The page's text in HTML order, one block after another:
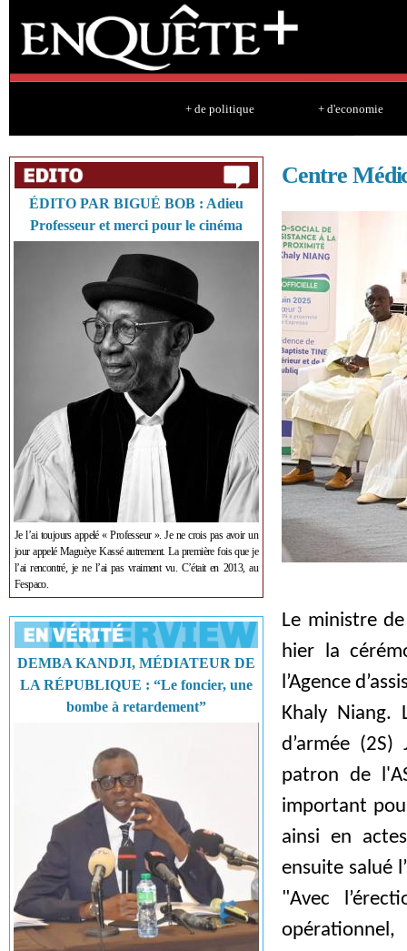
+ de politique + d'economie
ÉDITO PAR BIGUÉ BOB : Adieu
Professeur et merci pour le cinéma
Je l’ai toujours appelé « Professeur ». Je ne crois pas avoir un
jour appelé Maguèye Kassé autrement. La première fois que je
l’ai rencontré, je ne l’ai pas vraiment vu. C’était en 2013, au
Fespaco.
DEMBA KANDJI, MÉDIATEUR DE
LA RÉPUBLIQUE : “Le foncier, une
bombe à retardement”
Centre
Le ministre
hier la
l’Agence
Khaly Niang.
d’armée
patron de
important
ainsi en
ensuite salué
"Avec
opérationnel,